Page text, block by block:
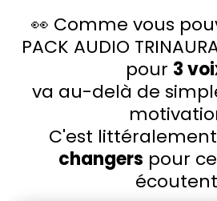
👀 Comme vous
PACK AUDIO
pour 3
va au-delà de
C'est
changers pour